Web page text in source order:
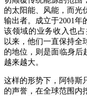
的太阳能、风能，而光
输出者。成立于2001年
该领域的业务收入也
以来，他们一直保持全
的地位，则是面临身后
越来越大。
这样的形势下，阿特斯
的声誉，在全球范围内